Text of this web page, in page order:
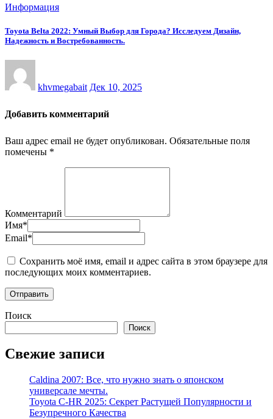
Информация
Toyota Belta 2022: Умный Выбор для Города? Исследуем Дизайн,
Надежность и Востребованность.
khvmegabait Дек 10, 2025
Добавить комментарий
Ваш адрес email не будет опубликован. Обязательные поля
помечены *
Комментарий
Имя*
Email*
Сохранить моё имя, email и адрес сайта в этом браузере для
последующих моих комментариев.
Поиск
Поиск
Свежие записи
Caldina 2007: Все, что нужно знать о японском
универсале мечты.
Toyota C-HR 2025: Секрет Растущей Популярности и
Безупречного Качества